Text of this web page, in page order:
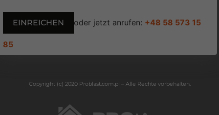
oder jetzt anrufen: +48 58 573 15
85
Copyright (c) 2020 Problast.com.pl – Alle Rechte vorbehalten.